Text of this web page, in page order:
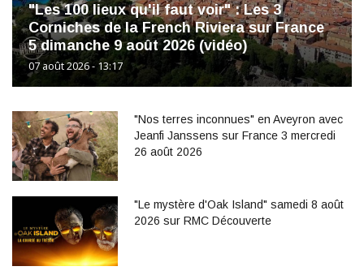
"Les 100 lieux qu'il faut voir" : Les 3
Corniches de la French Riviera sur France
5 dimanche 9 août 2026 (vidéo)
07 août 2026 - 13:17
"Nos terres inconnues" en Aveyron avec
Jeanfi Janssens sur France 3 mercredi
26 août 2026
"Le mystère d'Oak Island" samedi 8 août
2026 sur RMC Découverte